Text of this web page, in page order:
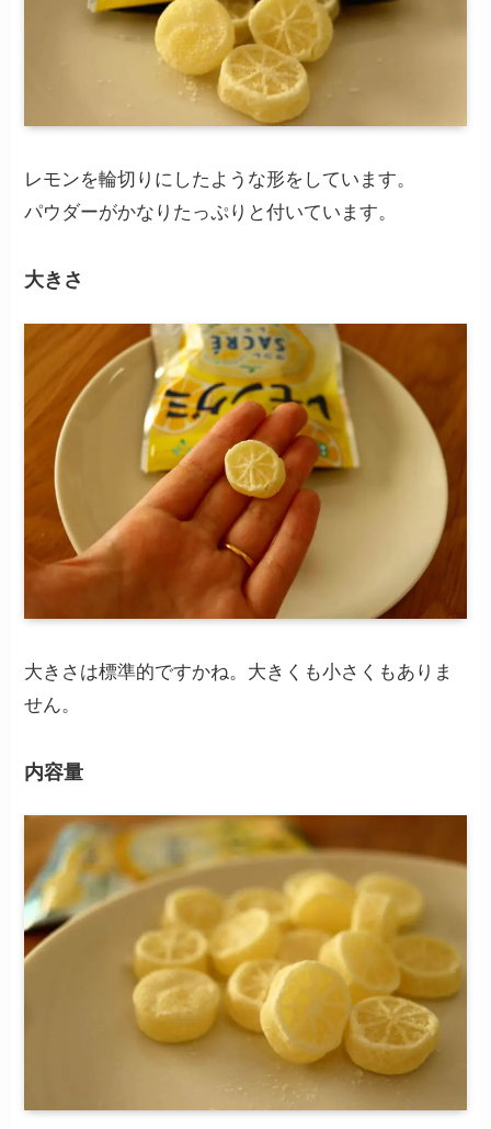
レモンを輪切りにしたような形をしています。
パウダーがかなりたっぷりと付いています。
大きさ
大きさは標準的ですかね。大きくも小さくもありま
せん。
内容量